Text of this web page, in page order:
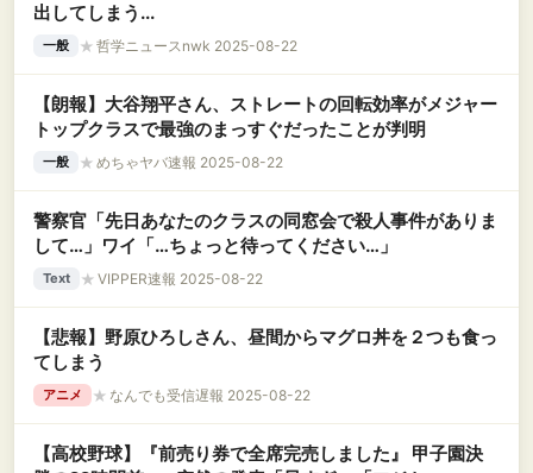
出してしまう...
一般 ★ 哲学ニュースnwk 2025-08-22
【朗報】大谷翔平さん、ストレートの回転効率がメジャー
トップクラスで最強のまっすぐだったことが判明
一般 ★ めちゃヤバ速報 2025-08-22
警察官「先日あなたのクラスの同窓会で殺人事件がありま
して…」ワイ「…ちょっと待ってください…」
Text ★ VIPPER速報 2025-08-22
【悲報】野原ひろしさん、昼間からマグロ丼を２つも食っ
てしまう
アニメ ★ なんでも受信遅報 2025-08-22
【高校野球】『前売り券で全席完売しました』 甲子園決